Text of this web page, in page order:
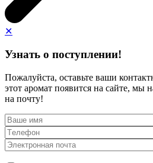
✕
Узнать о поступлении!
Пожалуйста, оставьте ваши
этот аромат появится на сайте, мы
на почту!